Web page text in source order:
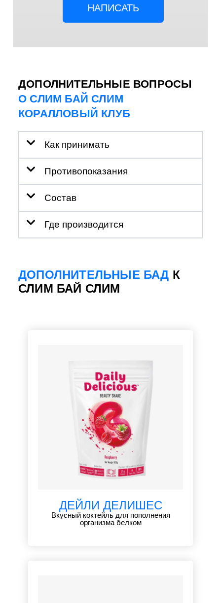
НАПИСАТЬ
ДОПОЛНИТЕЛЬНЫЕ ВОПРОСЫ
О СЛИМ БАЙ СЛИМ
КОРАЛЛОВЫЙ КЛУБ
Как принимать
Противопоказания
Состав
Где производится
ДОПОЛНИТЕЛЬНЫЕ БАД К
СЛИМ БАЙ СЛИМ
ДЕЙЛИ ДЕЛИШЕС
Вкусный коктейль для пополнения
организма белком